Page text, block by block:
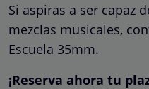
Si aspiras a ser capaz
mezclas musicales,
Escuela 35mm.
¡Reserva ahora tu